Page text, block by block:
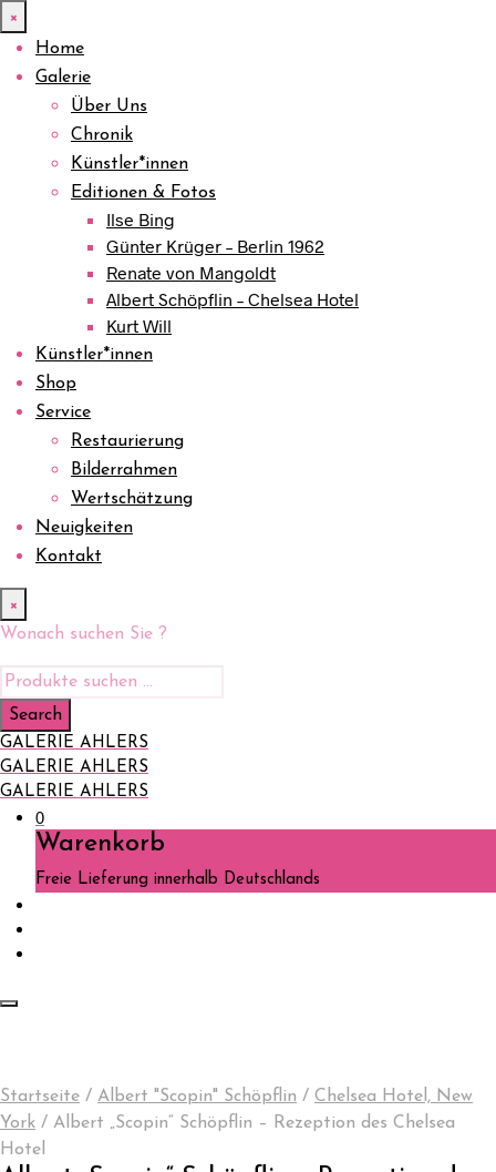
×
Home
Galerie
Über Uns
Chronik
Künstler*innen
Editionen & Fotos
Ilse Bing
Günter Krüger – Berlin 1962
Renate von Mangoldt
Albert Schöpflin – Chelsea Hotel
Kurt Will
Künstler*innen
Shop
Service
Restaurierung
Bilderrahmen
Wertschätzung
Neuigkeiten
Kontakt
×
Wonach suchen Sie ?
GALERIE AHLERS
GALERIE AHLERS
GALERIE AHLERS
0
Warenkorb
Freie Lieferung innerhalb Deutschlands
Startseite / Albert "Scopin" Schöpflin / Chelsea Hotel, New
York / Albert „Scopin“ Schöpflin – Rezeption des Chelsea
Hotel